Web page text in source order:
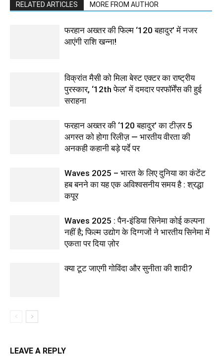
RELATED ARTICLES MORE FROM AUTHOR
फरहान अख्तर की फिल्म ‘120 बहादुर’ में नजर
आएंगी राशि खन्ना!
विक्रांत मैसी को मिला बेस्ट एक्टर का राष्ट्रीय
पुरस्कार, ‘12th फेल’ में दमदार परफॉर्मेंस की हुई
सराहना
फरहान अख्तर की ‘120 बहादुर’ का टीज़र 5
अगस्त को होगा रिलीज़ — भारतीय वीरता की
अनकही कहानी बड़े पर्दे पर
Waves 2025 – भारत के लिए दुनिया का कंटेंट
हब बनने का यह एक अविश्वसनीय समय है : श्रद्धा
कपूर
Waves 2025 : पैन-इंडिया सिनेमा कोई कल्पना
नहीं है; फिल्म उद्योग के दिग्गजों ने भारतीय सिनेमा में
एकता पर दिया ज़ोर
क्या टूट जाएगी गोविंदा और सुनीता की शादी?
LEAVE A REPLY